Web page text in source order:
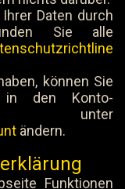
Daten durch
Sie alle
können Sie
in den Konto-
unter
ändern.
Funktionen